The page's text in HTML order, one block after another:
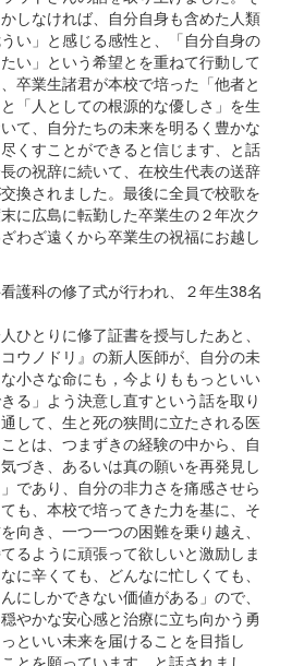
しなければ、自分自身も含めた人類
い」と感じる感性と、「自分自身の
い」という希望とを重ねて行動して
卒業生諸君が本校で培った「他者と
「人としての根源的な優しさ」を生
て、自分たちの未来を明るく豊かな
くすことができると信じます、と話
の祝辞に続いて、在校生代表の送辞
換されました。最後に全員で校歌を
に広島に転勤した卒業生の２年次ク
わざ遠くから卒業生の祝福にお越し
護科の修了式が行われ、２年生38名
ひとりに修了証書を授与したあと、
ウノドリ』の新人医師が、自分の未
小さな命にも，今よりももっといい
る」よう決意し直すという話を取り
して、生と死の狭間に立たされる医
とは、つまずきの経験の中から、自
づき、あるいは真の願いを再発見し
であり、自分の非力さを痛感させら
も、本校で培ってきた力を基に、そ
向き、一つ一つの困難を乗り越え、
るように頑張って欲しいと激励しま
に辛くても、どんなに忙しくても、
にしかできない価値がある」ので、
やかな安心感と治療に立ち向かう勇
といい未来を届けることを目指し